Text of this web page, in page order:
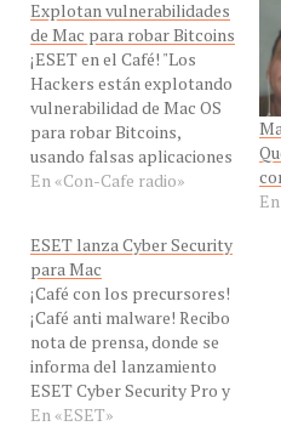
Explotan vulnerabilidades
de Mac para robar Bitcoins
¡ESET en el Café! "Los
Hackers están explotando
vulnerabilidad de Mac OS
para robar Bitcoins,
usando falsas aplicaciones
de Angry Birds" dijo en
ESET VEnezuela
Venezuela desde Caracas,
para hablarnos del último
informe de seguridad de
ESET Latinoamérica por
#ConCafeRADIO.
#ConCafeRADIO y…
En «Con-Cafe radio»
ESET lanza Cyber Security
para Mac
¡Café con los precursores!
¡Café anti malware! Recibo
nota de prensa, donde se
informa del lanzamiento
ESET Cyber Security Pro y
ESET Cyber Security para
En «ESET»